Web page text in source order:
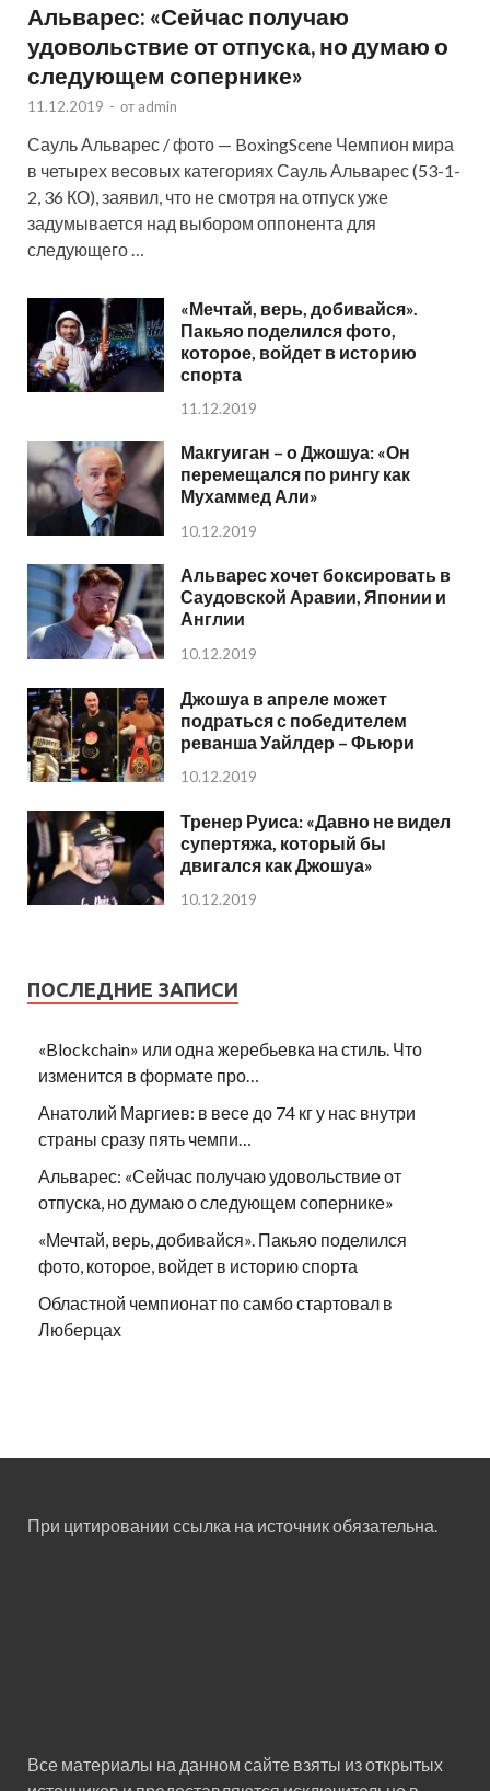
Альварес: «Сейчас получаю
удовольствие от отпуска, но думаю о
следующем сопернике»
11.12.2019 - от admin
Сауль Альварес / фото — BoxingScene Чемпион мира
в четырех весовых категориях Сауль Альварес (53-1-
2, 36 КО), заявил, что не смотря на отпуск уже
задумывается над выбором оппонента для
следующего …
«Мечтай, верь, добивайся».
Пакьяо поделился фото,
которое, войдет в историю
спорта
11.12.2019
Макгуиган – о Джошуа: «Он
перемещался по рингу как
Мухаммед Али»
10.12.2019
Альварес хочет боксировать в
Саудовской Аравии, Японии и
Англии
10.12.2019
Джошуа в апреле может
подраться с победителем
реванша Уайлдер – Фьюри
10.12.2019
Тренер Руиса: «Давно не видел
супертяжа, который бы
двигался как Джошуа»
10.12.2019
ПОСЛЕДНИЕ ЗАПИСИ
«Blockchain» или одна жеребьевка на стиль. Что
изменится в формате про…
Анатолий Маргиев: в весе до 74 кг у нас внутри
страны сразу пять чемпи…
Альварес: «Сейчас получаю удовольствие от
отпуска, но думаю о следующем сопернике»
«Мечтай, верь, добивайся». Пакьяо поделился
фото, которое, войдет в историю спорта
Областной чемпионат по самбо стартовал в
Люберцах
При цитировании ссылка на источник обязательна.
Все материалы на данном сайте взяты из открытых